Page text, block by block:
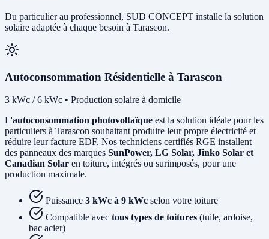
Du particulier au professionnel, SUD CONCEPT installe la solution
solaire adaptée à chaque besoin à Tarascon.
Autoconsommation Résidentielle à Tarascon
3 kWc / 6 kWc • Production solaire à domicile
L'autoconsommation photovoltaïque est la solution idéale pour les
particuliers à Tarascon souhaitant produire leur propre électricité et
réduire leur facture EDF. Nos techniciens certifiés RGE installent
des panneaux des marques SunPower, LG Solar, Jinko Solar et
Canadian Solar en toiture, intégrés ou surimposés, pour une
production maximale.
Puissance 3 kWc à 9 kWc selon votre toiture
Compatible avec tous types de toitures (tuile, ardoise,
bac acier)